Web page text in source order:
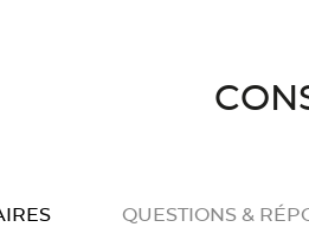
QUESTIONS &